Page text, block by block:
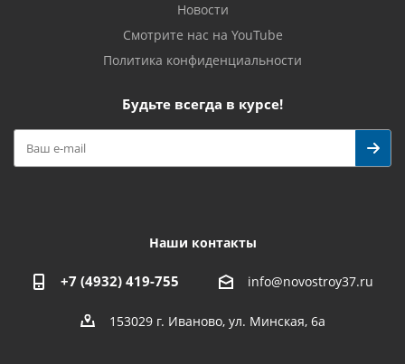
Новости
Смотрите нас на YouTube
Политика конфиденциальности
Будьте всегда в курсе!
Наши контакты
+7 (4932) 419-755 info@novostroy37.ru
153029 г. Иваново, ул. Минская, 6а